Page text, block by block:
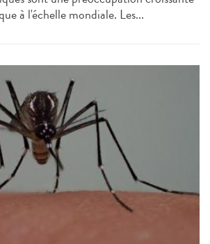
à l'échelle mondiale. Les...